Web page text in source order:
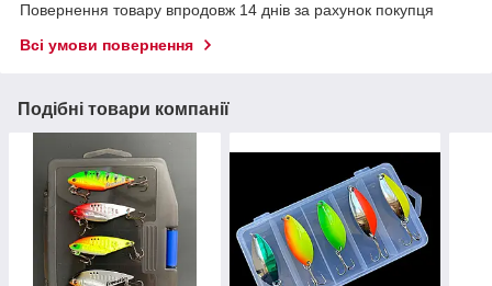
Повернення товару впродовж 14 днів за рахунок покупця
Всі умови повернення
Подібні товари компанії